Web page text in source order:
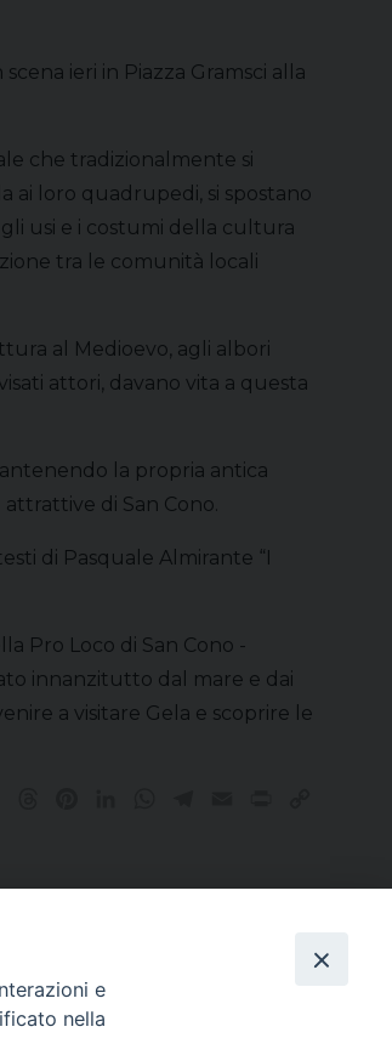
ieri in Piazza Gramsci alla
che tradizionalmente si
ai loro quadrupedi, si spostano
usi e i costumi della cultura
tra le comunità locali
al Medioevo, agli albori
attori, davano vita a questa
la propria antica
di San Cono.
di Pasquale Almirante “I
Pro Loco di San Cono -
innanzitutto dal mare e dai
a visitare Gela e scoprire le
Direttore Responsabile Giuseppe Rabita
Direttore Amministrativo Salvatore Bruno
e
nella